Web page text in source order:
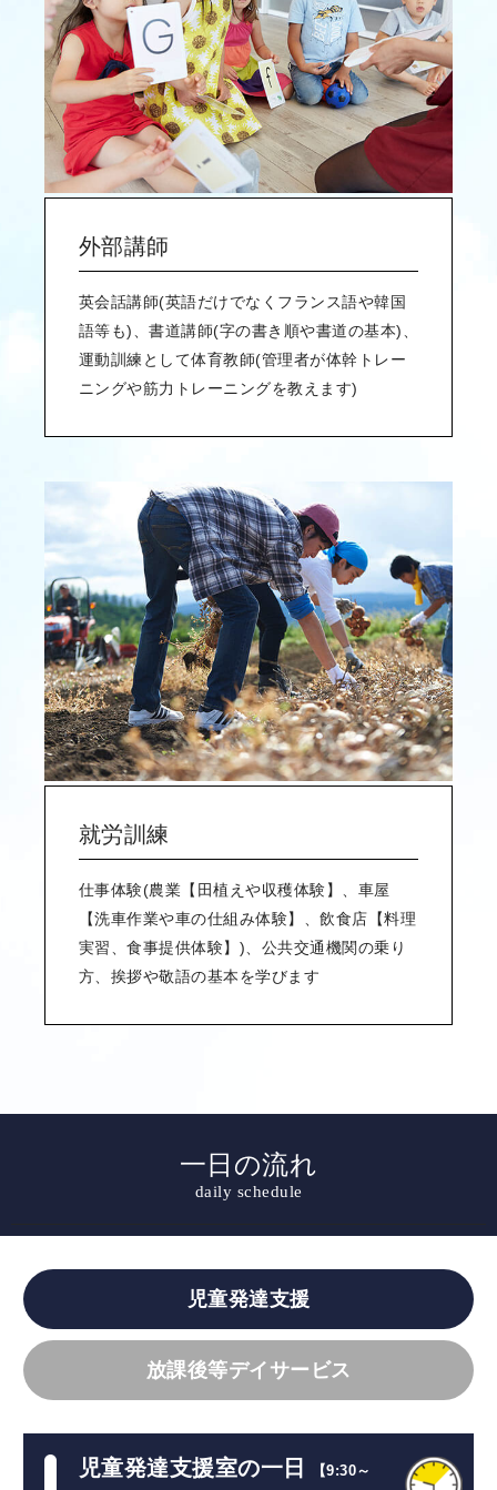
外部講師
英会話講師(英語だけでなくフランス語や韓国
語等も)、書道講師(字の書き順や書道の基本)、
運動訓練として体育教師(管理者が体幹トレー
ニングや筋力トレーニングを教えます)
就労訓練
仕事体験(農業【田植えや収穫体験】、車屋
【洗車作業や車の仕組み体験】、飲食店【料理
実習、食事提供体験】)、公共交通機関の乗り
方、挨拶や敬語の基本を学びます
一日の流れ
daily schedule
児童発達支援
放課後等デイサービス
児童発達支援室の一日 【9:30～